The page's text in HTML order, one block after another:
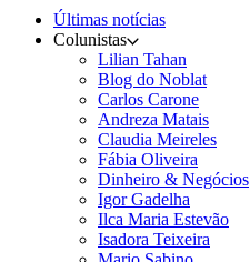
Últimas notícias
Colunistas
Lilian Tahan
Blog do Noblat
Carlos Carone
Andreza Matais
Claudia Meireles
Fábia Oliveira
Dinheiro & Negócios
Igor Gadelha
Ilca Maria Estevão
Isadora Teixeira